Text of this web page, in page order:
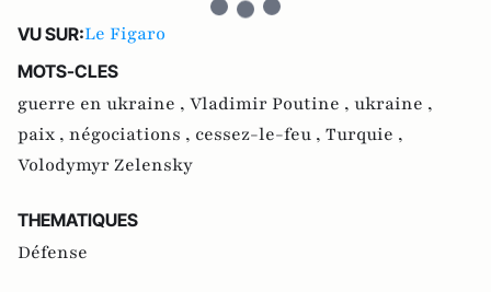
VU SUR:Le Figaro
MOTS-CLES
guerre en ukraine , Vladimir Poutine , ukraine ,
paix , négociations , cessez-le-feu , Turquie ,
Volodymyr Zelensky
THEMATIQUES
Défense